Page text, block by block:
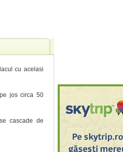
cu acelasi
jos circa 50
cascade de